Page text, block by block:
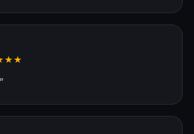
”